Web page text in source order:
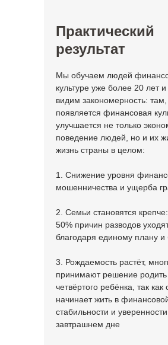
Практический
результат
Мы обучаем людей
культуре уже более 20 лет и
видим закономерность: там,
появляется финансовая
улучшается не только
поведение людей, но и их
жизнь страны в целом:
1. Снижение уровня
мошенничества и ущерба
2. Семьи становятся
50% причин разводов
благодаря единому плану
3. Рождаемость растёт,
принимают решение родить
четвёртого ребёнка, так как
начинает жить в
стабильности и
завтрашнем дне